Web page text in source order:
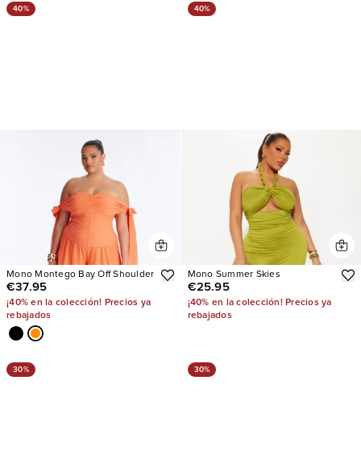
40%
Mono Montego Bay Off Shoulder
€37.95
¡40% en la colección! Precios ya
rebajados
40%
Mono Summer Skies
€25.95
¡40% en la colección! Precios ya
rebajados
30% 30%